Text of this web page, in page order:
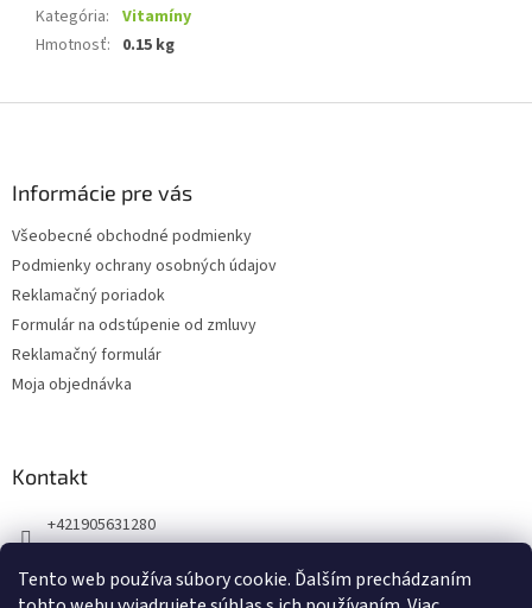
Tento web používa súbory cookie. Ďalším prechádzaním
Kategória: Vitamíny
Hmotnosť: 0.15 kg
Informácie pre vás
Všeobecné obchodné podmienky
Podmienky ochrany osobných údajov
Reklamačný poriadok
Formulár na odstúpenie od zmluvy
Reklamačný formulár
Moja objednávka
Kontakt
+421905631280
123zdravie.sk/